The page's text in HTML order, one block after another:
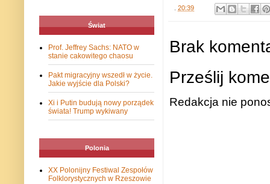
. 20:39
Brak
Prześlij
Redakcja nie
Świat
Prof. Jeffrey Sachs: NATO w
stanie cakowitego chaosu
Pakt migracyjny wszedł w życie.
Jakie wyjście dla Polski?
Xi i Putin budują nowy porządek
świata! Trump wykiwany
Polonia
XX Polonijny Festiwal Zespołów
Folklorystycznych w Rzeszowie